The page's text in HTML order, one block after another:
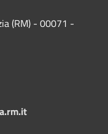
(RM) - 00071 -